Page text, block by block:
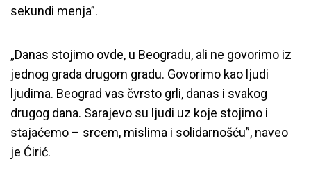
sekundi menja”.
„Danas stojimo ovde, u Beogradu, ali ne govorimo iz
jednog grada drugom gradu. Govorimo kao ljudi
ljudima. Beograd vas čvrsto grli, danas i svakog
drugog dana. Sarajevo su ljudi uz koje stojimo i
stajaćemo – srcem, mislima i solidarnošću”, naveo
je Ćirić.